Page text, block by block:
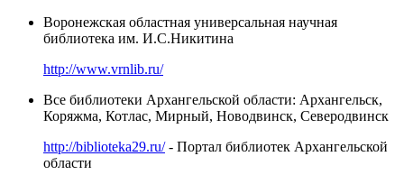
Воронежская областная универсальная научная
библиотека им. И.С.Никитина
http://www.vrnlib.ru/
Все библиотеки Архангельской области: Архангельск,
Коряжма, Котлас, Мирный, Новодвинск, Северодвинск
http://biblioteka29.ru/- Портал библиотек Архангельской
области